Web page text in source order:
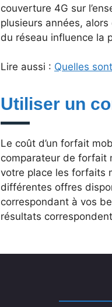
couverture 4G sur
plusieurs années,
du réseau influence la
Lire aussi : Quelles
Utiliser un
Le coût d’un forfait
comparateur de forfait
votre place les forfaits
différentes offres
correspondant à vos
résultats